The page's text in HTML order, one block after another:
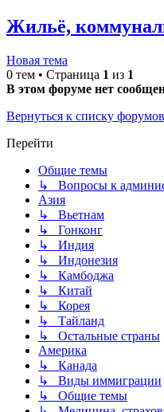
Жильё,
Новая тема
0 тем • Страница 1 из 1
В этом форуме нет
Вернуться к списку форумов
Перейти
Общие темы
↳ Вопросы к
Азия
↳ Вьетнам
↳ Гонконг
↳ Индия
↳ Индонезия
↳ Камбоджа
↳ Китай
↳ Корея
↳ Тайланд
↳ Остальные страны
Америка
↳ Канада
↳ Виды иммиграции
↳ Общие темы